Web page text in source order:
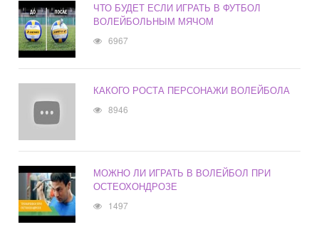
ЧТО БУДЕТ ЕСЛИ ИГРАТЬ В ФУТБОЛ
ВОЛЕЙБОЛЬНЫМ МЯЧОМ
6967
КАКОГО РОСТА ПЕРСОНАЖИ ВОЛЕЙБОЛА
8946
МОЖНО ЛИ ИГРАТЬ В ВОЛЕЙБОЛ ПРИ
ОСТЕОХОНДРОЗЕ
1497